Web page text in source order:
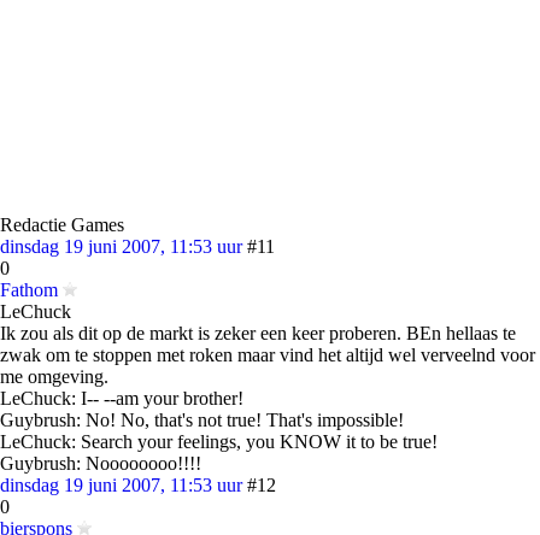
Redactie Games
dinsdag 19 juni 2007, 11:53 uur #11
0
Fathom
LeChuck
Ik zou als dit op de markt is zeker een keer proberen. BEn hellaas te
zwak om te stoppen met roken maar vind het altijd wel verveelnd voor
me omgeving.
LeChuck: I-- --am your brother!
Guybrush: No! No, that's not true! That's impossible!
LeChuck: Search your feelings, you KNOW it to be true!
Guybrush: Noooooooo!!!!
dinsdag 19 juni 2007, 11:53 uur #12
0
bierspons